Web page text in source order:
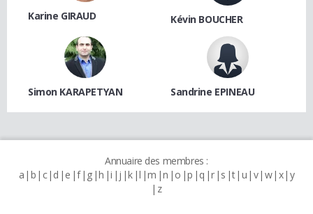
Karine GIRAUD Kévin BOUCHER
Simon KARAPETYAN Sandrine EPINEAU
Annuaire des membres :
a b c d e f g h i j k l m n o p q r s t u v w x y
z